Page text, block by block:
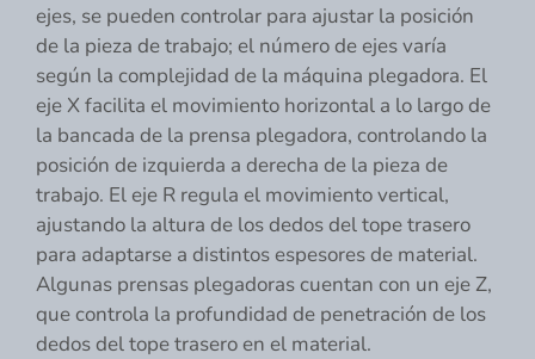
ejes, se pueden controlar para ajustar la posición
de la pieza de trabajo; el número de ejes varía
según la complejidad de la máquina plegadora. El
eje X facilita el movimiento horizontal a lo largo de
la bancada de la prensa plegadora, controlando la
posición de izquierda a derecha de la pieza de
trabajo. El eje R regula el movimiento vertical,
ajustando la altura de los dedos del tope trasero
para adaptarse a distintos espesores de material.
Algunas prensas plegadoras cuentan con un eje Z,
que controla la profundidad de penetración de los
dedos del tope trasero en el material.